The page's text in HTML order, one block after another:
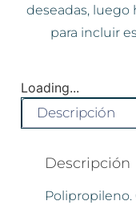
deseadas, luego
para incluir
Loading...
Descripción
Descripción
Polipropileno.